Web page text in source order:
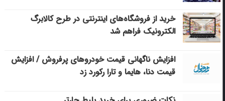
خرید از فروشگاه‌های اینترنتی در طرح کالابرگ
الکترونیک فراهم شد
افزایش ناگهانی قیمت خودروهای پرفروش / افزایش
قیمت دنا، هایما و تارا رکورد زد